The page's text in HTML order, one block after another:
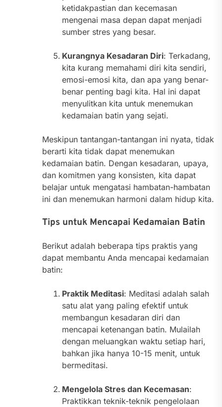
ketidakpastian dan kecemasan
mengenai masa depan dapat menjadi
sumber stres yang besar.
Kurangnya Kesadaran Diri: Terkadang,
kita kurang memahami diri kita sendiri,
emosi-emosi kita, dan apa yang benar-
benar penting bagi kita. Hal ini dapat
menyulitkan kita untuk menemukan
kedamaian batin yang sejati.
Meskipun tantangan-tantangan ini nyata, tidak
berarti kita tidak dapat menemukan
kedamaian batin. Dengan kesadaran, upaya,
dan komitmen yang konsisten, kita dapat
belajar untuk mengatasi hambatan-hambatan
ini dan menemukan harmoni dalam hidup kita.
Tips untuk Mencapai Kedamaian Batin
Berikut adalah beberapa tips praktis yang
dapat membantu Anda mencapai kedamaian
batin:
Praktik Meditasi: Meditasi adalah salah
satu alat yang paling efektif untuk
membangun kesadaran diri dan
mencapai ketenangan batin. Mulailah
dengan meluangkan waktu setiap hari,
bahkan jika hanya 10-15 menit, untuk
bermeditasi.
Mengelola Stres dan Kecemasan:
Praktikkan teknik-teknik pengelolaan